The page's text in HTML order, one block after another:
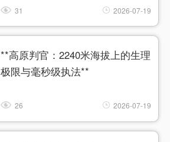
31 2026-07-19
**高原判官：2240米海拔上的生理
极限与毫秒级执法**
26 2026-07-19